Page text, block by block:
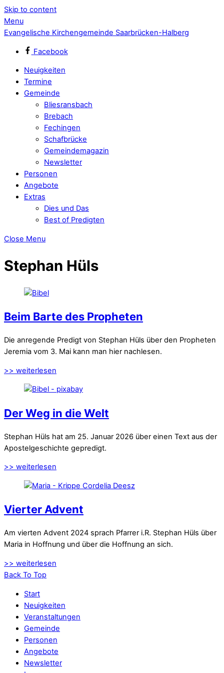
Skip to content
Menu
Evangelische Kirchengemeinde Saarbrücken-Halberg
Facebook
Neuigkeiten
Termine
Gemeinde
Bliesransbach
Brebach
Fechingen
Schafbrücke
Gemeindemagazin
Newsletter
Personen
Angebote
Extras
Dies und Das
Best of Predigten
Close Menu
Stephan Hüls
Beim Barte des Propheten
Die anregende Predigt von Stephan Hüls über den Propheten
Jeremia vom 3. Mai kann man hier nachlesen.
>> weiterlesen
Der Weg in die Welt
Stephan Hüls hat am 25. Januar 2026 über einen Text aus der
Apostelgeschichte gepredigt.
>> weiterlesen
Vierter Advent
Am vierten Advent 2024 sprach Pfarrer i.R. Stephan Hüls über
Maria in Hoffnung und über die Hoffnung an sich.
>> weiterlesen
Back To Top
Start
Neuigkeiten
Veranstaltungen
Gemeinde
Personen
Angebote
Newsletter